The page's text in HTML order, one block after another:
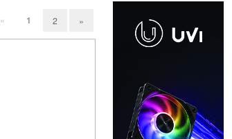
« 1 2 »